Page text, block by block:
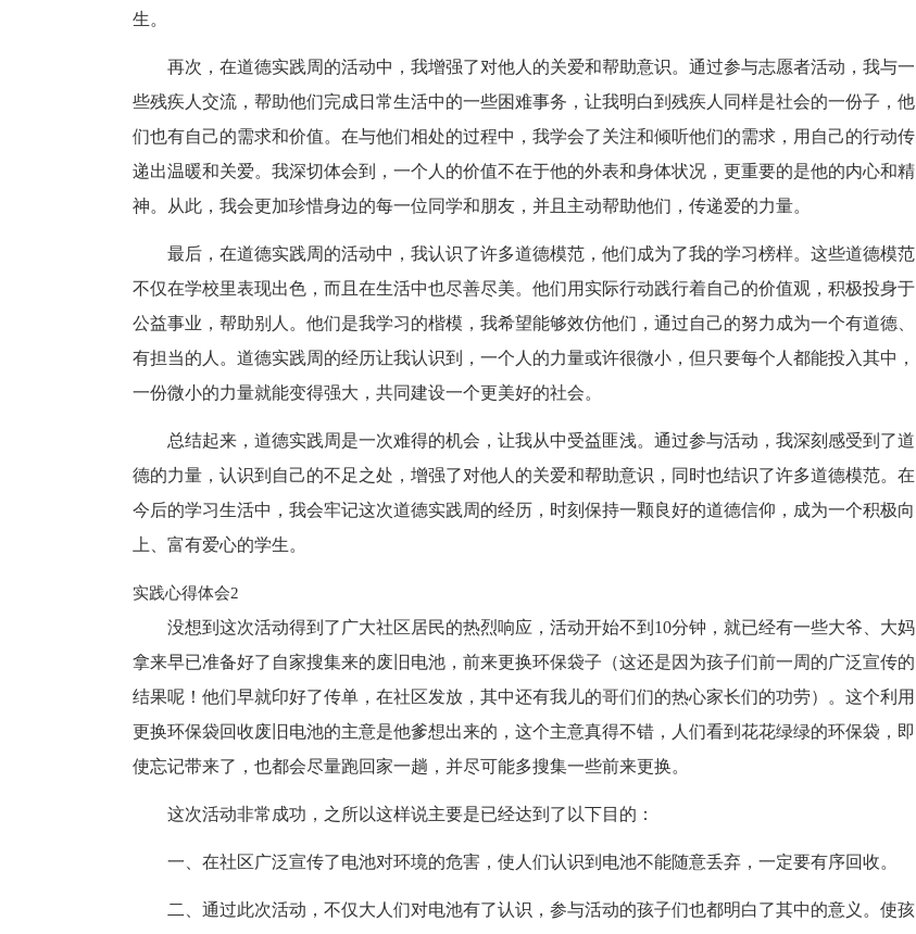
生。
再次，在道德实践周的活动中，我增强了对他人的关爱和帮助意识。通过参与志愿者活动，我与一
些残疾人交流，帮助他们完成日常生活中的一些困难事务，让我明白到残疾人同样是社会的一份子，他
们也有自己的需求和价值。在与他们相处的过程中，我学会了关注和倾听他们的需求，用自己的行动传
递出温暖和关爱。我深切体会到，一个人的价值不在于他的外表和身体状况，更重要的是他的内心和精
神。从此，我会更加珍惜身边的每一位同学和朋友，并且主动帮助他们，传递爱的力量。
最后，在道德实践周的活动中，我认识了许多道德模范，他们成为了我的学习榜样。这些道德模范
不仅在学校里表现出色，而且在生活中也尽善尽美。他们用实际行动践行着自己的价值观，积极投身于
公益事业，帮助别人。他们是我学习的楷模，我希望能够效仿他们，通过自己的努力成为一个有道德、
有担当的人。道德实践周的经历让我认识到，一个人的力量或许很微小，但只要每个人都能投入其中，
一份微小的力量就能变得强大，共同建设一个更美好的社会。
总结起来，道德实践周是一次难得的机会，让我从中受益匪浅。通过参与活动，我深刻感受到了道
德的力量，认识到自己的不足之处，增强了对他人的关爱和帮助意识，同时也结识了许多道德模范。在
今后的学习生活中，我会牢记这次道德实践周的经历，时刻保持一颗良好的道德信仰，成为一个积极向
上、富有爱心的学生。
实践心得体会2
没想到这次活动得到了广大社区居民的热烈响应，活动开始不到10分钟，就已经有一些大爷、大妈
拿来早已准备好了自家搜集来的废旧电池，前来更换环保袋子（这还是因为孩子们前一周的广泛宣传的
结果呢！他们早就印好了传单，在社区发放，其中还有我儿的哥们们的热心家长们的功劳）。这个利用
更换环保袋回收废旧电池的主意是他爹想出来的，这个主意真得不错，人们看到花花绿绿的环保袋，即
使忘记带来了，也都会尽量跑回家一趟，并尽可能多搜集一些前来更换。
这次活动非常成功，之所以这样说主要是已经达到了以下目的：
一、在社区广泛宣传了电池对环境的危害，使人们认识到电池不能随意丢弃，一定要有序回收。
二、通过此次活动，不仅大人们对电池有了认识，参与活动的孩子们也都明白了其中的意义。使孩